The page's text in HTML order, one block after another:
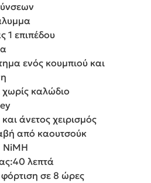
1 επιπέδου
ενός κουμπιού και
χωρίς καλώδιο
άνετος χειρισμός
από καουτσούκ
NiMH
λεπτά
σε 8 ώρες